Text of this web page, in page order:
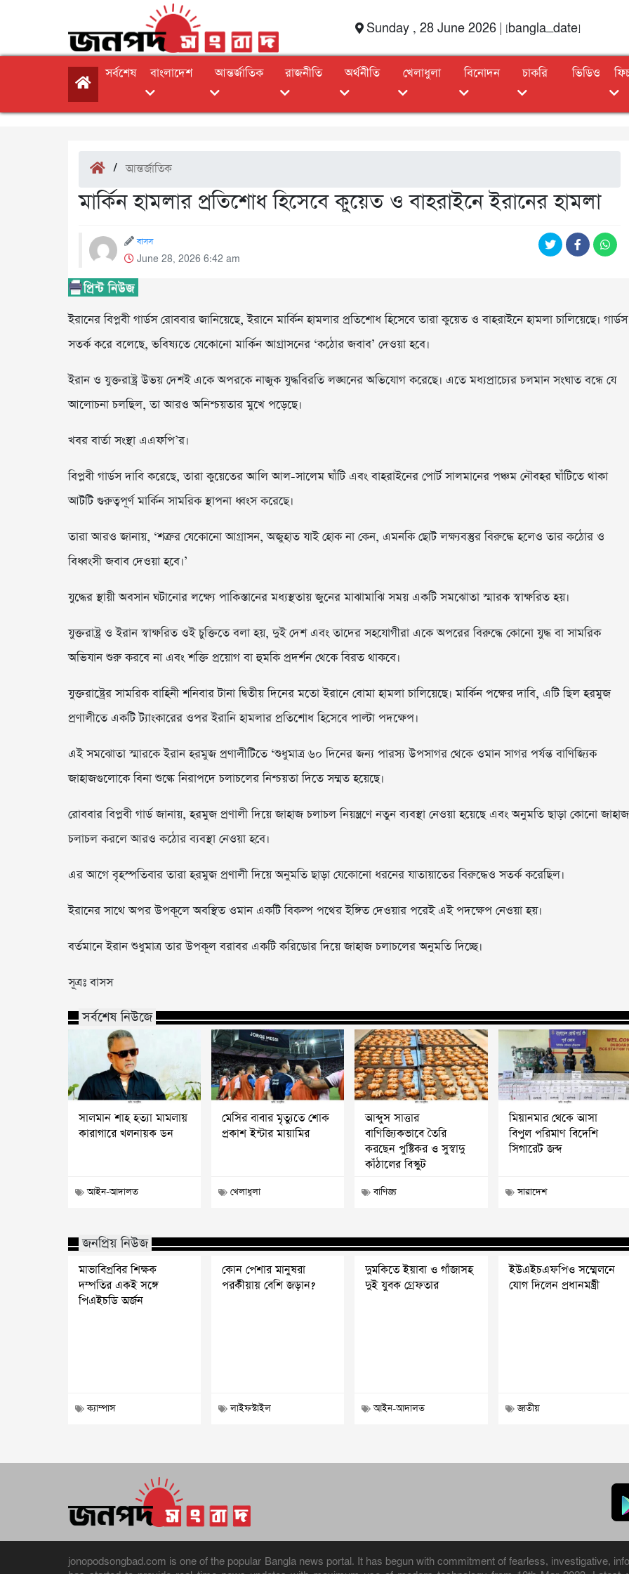
Sunday , 28 June 2026 | [bangla_date]
সর্বশেষ বাংলাদেশ আন্তর্জাতিক রাজনীতি অর্থনীতি খেলাধুলা বিনোদন চাকরি ভিডিও
/আন্তর্জাতিক
মার্কিন হামলার প্রতিশোধ হিসেবে কুয়েত ও বাহরাইনে ইরানের হামলা
বাসস
June 28, 2026 6:42 am
ইরানের বিপ্লবী গার্ডস রোববার জানিয়েছে, ইরানে মার্কিন হামলার প্রতিশোধ হিসেবে তারা কুয়েত ও বাহরাইনে হামলা চালিয়েছে। গার্ডস
সতর্ক করে বলেছে, ভবিষ্যতে যেকোনো মার্কিন আগ্রাসনের ‘কঠোর জবাব’ দেওয়া হবে।
ইরান ও যুক্তরাষ্ট্র উভয় দেশই একে অপরকে নাজুক যুদ্ধবিরতি লঙ্ঘনের অভিযোগ করেছে। এতে মধ্যপ্রাচ্যের চলমান সংঘাত বন্ধে যে
আলোচনা চলছিল, তা আরও অনিশ্চয়তার মুখে পড়েছে।
খবর বার্তা সংস্থা এএফপি’র।
বিপ্লবী গার্ডস দাবি করেছে, তারা কুয়েতের আলি আল-সালেম ঘাঁটি এবং বাহরাইনের পোর্ট সালমানের পঞ্চম নৌবহর ঘাঁটিতে থাকা
আটটি গুরুত্বপূর্ণ মার্কিন সামরিক স্থাপনা ধ্বংস করেছে।
তারা আরও জানায়, ‘শত্রুর যেকোনো আগ্রাসন, অজুহাত যাই হোক না কেন, এমনকি ছোট লক্ষ্যবস্তুর বিরুদ্ধে হলেও তার কঠোর ও
বিধ্বংসী জবাব দেওয়া হবে।’
যুদ্ধের স্থায়ী অবসান ঘটানোর লক্ষ্যে পাকিস্তানের মধ্যস্থতায় জুনের মাঝামাঝি সময় একটি সমঝোতা স্মারক স্বাক্ষরিত হয়।
যুক্তরাষ্ট্র ও ইরান স্বাক্ষরিত ওই চুক্তিতে বলা হয়, দুই দেশ এবং তাদের সহযোগীরা একে অপরের বিরুদ্ধে কোনো যুদ্ধ বা সামরিক
অভিযান শুরু করবে না এবং শক্তি প্রয়োগ বা হুমকি প্রদর্শন থেকে বিরত থাকবে।
যুক্তরাষ্ট্রের সামরিক বাহিনী শনিবার টানা দ্বিতীয় দিনের মতো ইরানে বোমা হামলা চালিয়েছে। মার্কিন পক্ষের দাবি, এটি ছিল হরমুজ
প্রণালীতে একটি ট্যাংকারের ওপর ইরানি হামলার প্রতিশোধ হিসেবে পাল্টা পদক্ষেপ।
এই সমঝোতা স্মারকে ইরান হরমুজ প্রণালীটিতে ‘শুধুমাত্র ৬০ দিনের জন্য পারস্য উপসাগর থেকে ওমান সাগর পর্যন্ত বাণিজ্যিক
জাহাজগুলোকে বিনা শুল্কে নিরাপদে চলাচলের নিশ্চয়তা দিতে সম্মত হয়েছে।
রোববার বিপ্লবী গার্ড জানায়, হরমুজ প্রণালী দিয়ে জাহাজ চলাচল নিয়ন্ত্রণে নতুন ব্যবস্থা নেওয়া হয়েছে এবং অনুমতি ছাড়া কোনো জাহাজ
চলাচল করলে আরও কঠোর ব্যবস্থা নেওয়া হবে।
এর আগে বৃহস্পতিবার তারা হরমুজ প্রণালী দিয়ে অনুমতি ছাড়া যেকোনো ধরনের যাতায়াতের বিরুদ্ধেও সতর্ক করেছিল।
ইরানের সাথে অপর উপকূলে অবস্থিত ওমান একটি বিকল্প পথের ইঙ্গিত দেওয়ার পরেই এই পদক্ষেপ নেওয়া হয়।
বর্তমানে ইরান শুধুমাত্র তার উপকূল বরাবর একটি করিডোর দিয়ে জাহাজ চলাচলের অনুমতি দিচ্ছে।
সূত্রঃ বাসস
সর্বশেষ নিউজে
সালমান শাহ হত্যা মামলায়
কারাগারে খলনায়ক ডন
আইন-আদালত
মেসির বাবার মৃত্যুতে শোক
প্রকাশ ইন্টার মায়ামির
খেলাধুলা
আব্দুস সাত্তার
বাণিজ্যিকভাবে তৈরি
করছেন পুষ্টিকর ও সুস্বাদু
কাঁঠালের বিস্কুট
বাণিজ্য
মিয়ানমার থেকে আসা
বিপুল পরিমাণ বিদেশি
সিগারেট জব্দ
সারাদেশ
জনপ্রিয় নিউজ
মাভাবিপ্রবির শিক্ষক
দম্পতির একই সঙ্গে
পিএইচডি অর্জন
ক্যাম্পাস
কোন পেশার মানুষরা
পরকীয়ায় বেশি জড়ান?
লাইফস্টাইল
দুমকিতে ইয়াবা ও গাঁজাসহ
দুই যুবক গ্রেফতার
আইন-আদালত
ইউএইচএফপিও সম্মেলনে
যোগ দিলেন প্রধানমন্ত্রী
জাতীয়
jonopodsongbad.com is one of the popular Bangla news portal. It has begun with commitment of fearless, investigative,